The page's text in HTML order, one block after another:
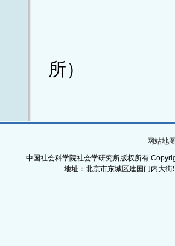
所）
网站地
中国社会科学院社会学研究所版权所有
地址：北京市东城区建国门内